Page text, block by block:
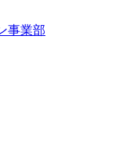
事業部